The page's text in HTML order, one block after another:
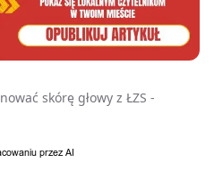
skórę głowy z ŁZS -